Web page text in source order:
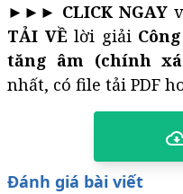
►►► CLICK NGAY
TẢI VỀlời giảiCông
tăng âm (chính
nhất, có file tải PDF
Đánh giá bài viết